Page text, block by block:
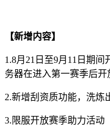
【新增内容】
1.8月21日至9月11日期
务器在进入第一赛季后开
2.新增刮资质功能，洗炼
3.限服开放赛季助力活动